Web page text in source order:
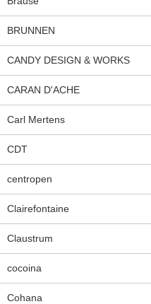
BRUNNEN
CANDY DESIGN & WORKS
CARAN D'ACHE
Carl Mertens
CDT
centropen
Clairefontaine
Claustrum
cocoina
Cohana